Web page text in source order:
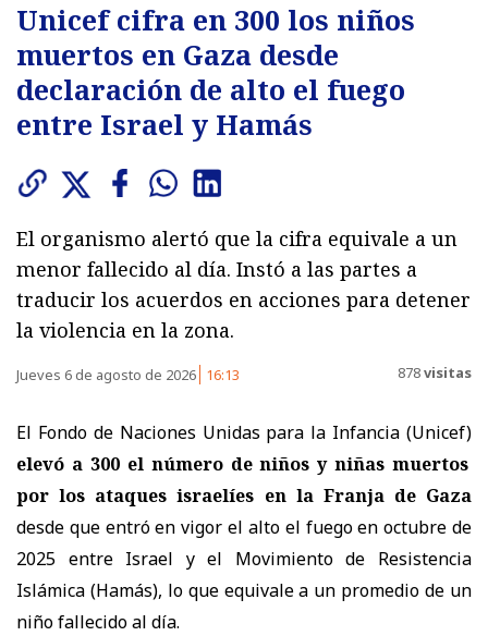
Unicef cifra en 300 los niños
muertos en Gaza desde
declaración de alto el fuego
entre Israel y Hamás
El organismo alertó que la cifra equivale a un
menor fallecido al día. Instó a las partes a
traducir los acuerdos en acciones para detener
la violencia en la zona.
Jueves 6 de agosto de 2026 16:13 878visitas
El Fondo de Naciones Unidas para la Infancia (Unicef)
elevó a 300 el número de niños y niñas muertos
por los ataques israelíes en la Franja de Gaza
desde que entró en vigor el alto el fuego en octubre de
2025 entre Israel y el Movimiento de Resistencia
Islámica (Hamás), lo que equivale a un promedio de un
niño fallecido al día.